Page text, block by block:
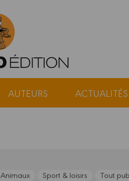
AUTEURS ACTUALITÉS
Animaux Sport & loisirs Tout